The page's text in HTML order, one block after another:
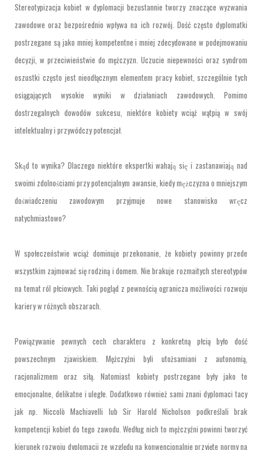
Stereotypizacja kobiet w dyplomacji bezustannie tworzy znaczące wyzwania
zawodowe oraz bezpośrednio wpływa na ich rozwój. Dość często dyplomatki
postrzegane są jako mniej kompetentne i mniej zdecydowane w podejmowaniu
decyzji, w przeciwieństwie do mężczyzn. Uczucie niepewności oraz syndrom
oszustki często jest nieodłącznym elementem pracy kobiet, szczególnie tych
osiągających wysokie wyniki w działaniach zawodowych. Pomimo
dostrzegalnych dowodów sukcesu, niektóre kobiety wciąż wątpią w swój
intelektualny i przywódczy potencjał.
Skąd to wynika? Dlaczego niektóre ekspertki wahają się i zastanawiają nad
swoimi zdolnościami przy potencjalnym awansie, kiedy mężczyzna o mniejszym
doświadczeniu zawodowym przyjmuje nowe stanowisko wręcz
natychmiastowo?
W społeczeństwie wciąż dominuje przekonanie, że kobiety powinny przede
wszystkim zajmować się rodziną i domem. Nie brakuje rozmaitych stereotypów
na temat ról płciowych. Taki pogląd z pewnością ogranicza możliwości rozwoju
kariery w różnych obszarach.
Powiązywanie pewnych cech charakteru z konkretną płcią było dość
powszechnym zjawiskiem. Mężczyźni byli utożsamiani z autonomią,
racjonalizmem oraz siłą. Natomiast kobiety postrzegane były jako te
emocjonalne, delikatne i uległe. Dodatkowo również sami znani dyplomaci tacy
jak np. Niccolò Machiavelli lub Sir Harold Nicholson podkreślali brak
kompetencji kobiet do tego zawodu. Według nich to mężczyźni powinni tworzyć
kierunek rozwoju dyplomacji ze względu na konwencjonalnie przyjęte normy na